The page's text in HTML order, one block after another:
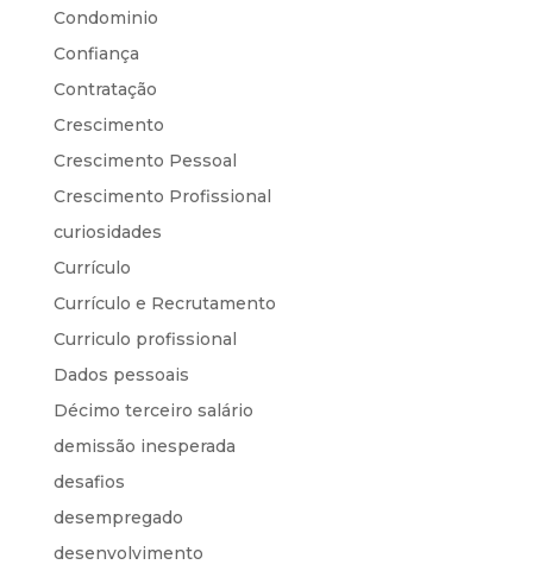
Condominio
Confiança
Contratação
Crescimento
Crescimento Pessoal
Crescimento Profissional
curiosidades
Currículo
Currículo e Recrutamento
Curriculo profissional
Dados pessoais
Décimo terceiro salário
demissão inesperada
desafios
desempregado
desenvolvimento